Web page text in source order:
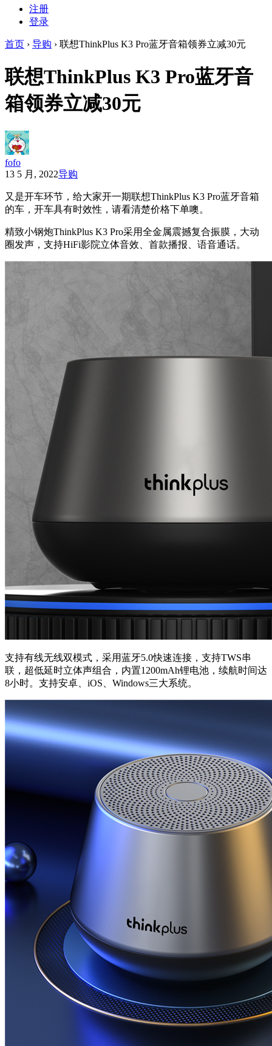
注册
登录
首页 › 导购 › 联想ThinkPlus K3 Pro蓝牙音箱领券立减30元
联想ThinkPlus K3 Pro蓝牙音
箱领券立减30元
fofo
13 5 月, 2022导购
又是开车环节，给大家开一期联想ThinkPlus K3 Pro蓝牙音箱
的车，开车具有时效性，请看清楚价格下单噢。
精致小钢炮ThinkPlus K3 Pro采用全金属震撼复合振膜，大动
圈发声，支持HiFi影院立体音效、首款播报、语音通话。
支持有线无线双模式，采用蓝牙5.0快速连接，支持TWS串
联，超低延时立体声组合，内置1200mAh锂电池，续航时间达
8小时。支持安卓、iOS、Windows三大系统。